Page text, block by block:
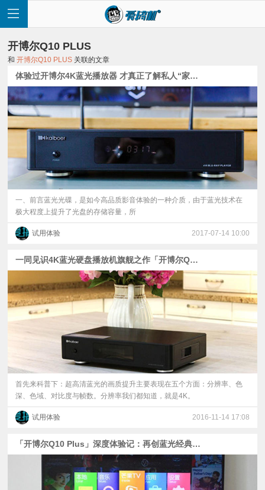
首
评
视
普
体
开博尔Q10 PLUS
和开博尔Q10 PLUS 关联的文章
体验过开博尔4K蓝光播放器 才真正了解私人“家庭影院”看电影的感觉如此震撼！
一、前言蓝光光碟，是如今高品质影音体验的一种介质，由于蓝光技术在
极大程度上提升了光盘的存储容量，所
试用体验 2017-07-14 10:00
一同见识4K蓝光硬盘播放机旗舰之作「开博尔Q10 Plus」多面评测
首先来科普下：超高清蓝光的画质提升主要表现在五个方面：分辨率、色
深、色域、对比度与帧数。分辨率我们都知道，就是4K。
试用体验 2016-11-14 17:08
「开博尔Q10 Plus」深度体验记：再创蓝光经典机型 尽享超高清快感